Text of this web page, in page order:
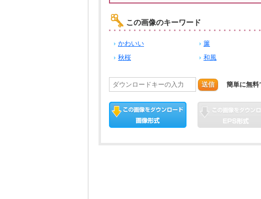
この画像のキーワード
かわいい 簾
秋桜
和風
送信 簡単に無料